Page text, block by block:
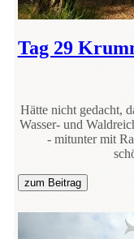
Tag 29
Hätte nicht gedacht,
Wasser- und
- mitunter mit
zum Beitrag